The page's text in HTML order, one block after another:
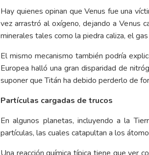
Hay quienes opinan que Venus fue una
vez arrastró al oxígeno, dejando a Venus
minerales tales como la piedra caliza, el
El mismo mecanismo también podría
Europea halló una gran disparidad de
suponer que Titán ha debido perderlo de
Partículas cargadas de trucos
En algunos planetas, incluyendo a la
partículas, las cuales catapultan a los